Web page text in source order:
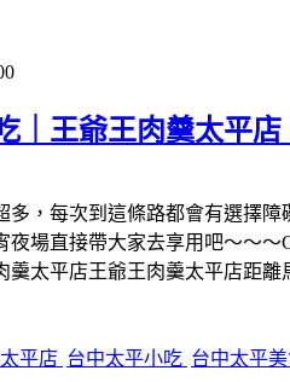
｜王爺王肉羹太平
多，每次到這條路都會有選擇
夜場直接帶大家去享用吧～～～
羹太平店王爺王肉羹太平店距
平店 台中太平小吃 台中太平